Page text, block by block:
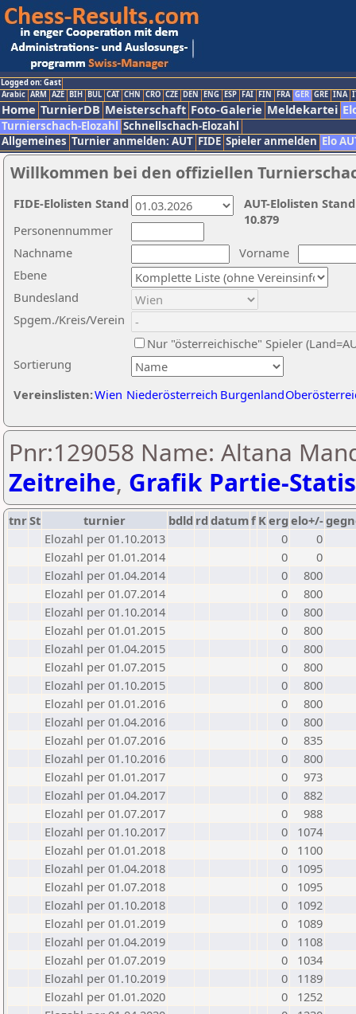
Logged on: Gast
Arabic ARM AZE BIH BUL CAT CHN CRO CZE DEN ENG ESP FAI FIN FRA GER GRE INA
Home TurnierDB Meisterschaft Foto-Galerie Meldekartei
Turnierschach-Elozahl Schnellschach-Elozahl
Allgemeines Turnier anmelden: AUT FIDE Spieler anmelden Elo
Willkommen bei den offiziellen
Nachname
Vorname
Ebene
Sortierung
Personennummer
Bundesland
Spgem./Kreis/Verein
Nur "österreichische" Spieler
Vereinslisten:Wien Niederösterreich Burgenland
AUT-Elolisten
10.879
FIDE-Elolisten Stand
Pnr:129058 Name: Altana
Zeitreihe, Grafik Partie-
tnrSt turnier bdld rd datumf Kerg elo+/-
Elozahl per 01.10.2013
0
0
Elozahl per 01.01.2014
0
0
Elozahl per 01.04.2014
0
800
Elozahl per 01.07.2014
0
800
Elozahl per 01.10.2014
0
800
Elozahl per 01.01.2015
0
800
Elozahl per 01.04.2015
0
800
Elozahl per 01.07.2015
0
800
Elozahl per 01.10.2015
0
800
Elozahl per 01.01.2016
0
800
Elozahl per 01.04.2016
0
800
Elozahl per 01.07.2016
0
835
Elozahl per 01.10.2016
0
800
Elozahl per 01.01.2017
0
973
Elozahl per 01.04.2017
0
882
Elozahl per 01.07.2017
0
988
Elozahl per 01.10.2017
0
1074
Elozahl per 01.01.2018
0
1100
Elozahl per 01.04.2018
0
1095
Elozahl per 01.07.2018
0
1095
Elozahl per 01.10.2018
0
1092
Elozahl per 01.01.2019
0
1089
Elozahl per 01.04.2019
0
1108
Elozahl per 01.07.2019
0
1034
Elozahl per 01.10.2019
0
1189
Elozahl per 01.01.2020
0
1252